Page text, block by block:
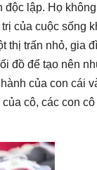
lập. Họ
của cuộc sống
trấn nhỏ, gia
đồ để tạo nên
của con cái
cô, các con